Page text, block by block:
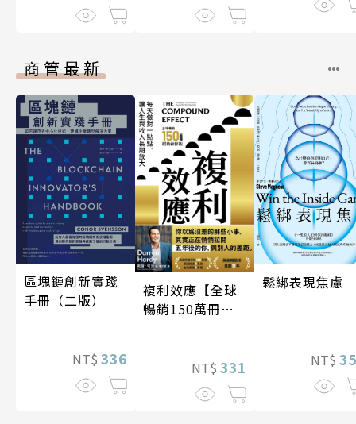
商管最新
區塊鏈創新實踐
手冊（二版）
NT$ 336
複利效應【全球
暢銷150萬冊・
NT$ 331
鬆綁表現焦慮
NT$